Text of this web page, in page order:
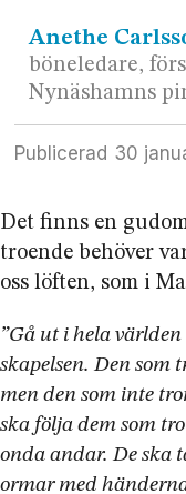
Anethe
böneledare,
Nynäshamns
Publicerad 30
Det finns en
troende behöver
oss löften, som i
”Gå ut i hela
skapelsen. Den som
men den som inte
ska följa dem som
onda andar. De ska
ormar med